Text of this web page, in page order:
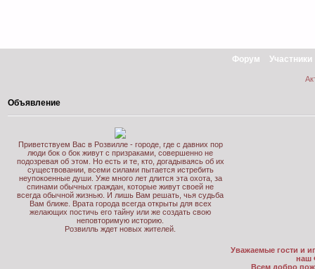
Форум Участники
Объявление
Приветствуем Вас в Розвилле - городе, где с давних пор
люди бок о бок живут с призраками, совершенно не
подозревая об этом. Но есть и те, кто, догадываясь об их
существовании, всеми силами пытается истребить
неупокоенные души. Уже много лет длится эта охота, за
спинами обычных граждан, которые живут своей не
всегда обычной жизнью. И лишь Вам решать, чья судьба
Вам ближе. Врата города всегда открыты для всех
желающих постичь его тайну или же создать свою
неповторимую историю.
Розвилль ждет новых жителей.
Уважаемые гости и
наш
Всем добро